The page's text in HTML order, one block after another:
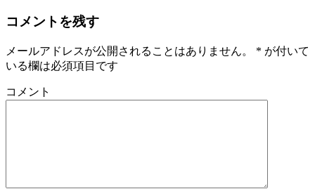
コメントを残す
メールアドレスが公開されることはありません。 * が付いて
いる欄は必須項目です
コメント